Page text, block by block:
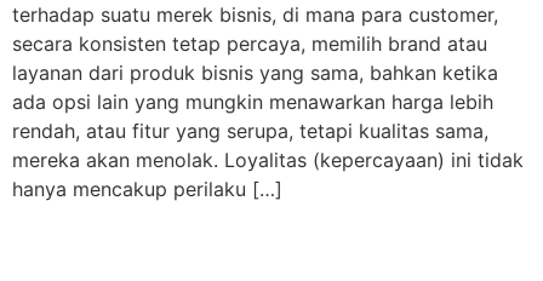
terhadap suatu merek bisnis, di mana para customer,
secara konsisten tetap percaya, memilih brand atau
layanan dari produk bisnis yang sama, bahkan ketika
ada opsi lain yang mungkin menawarkan harga lebih
rendah, atau fitur yang serupa, tetapi kualitas sama,
mereka akan menolak. Loyalitas (kepercayaan) ini tidak
hanya mencakup perilaku […]